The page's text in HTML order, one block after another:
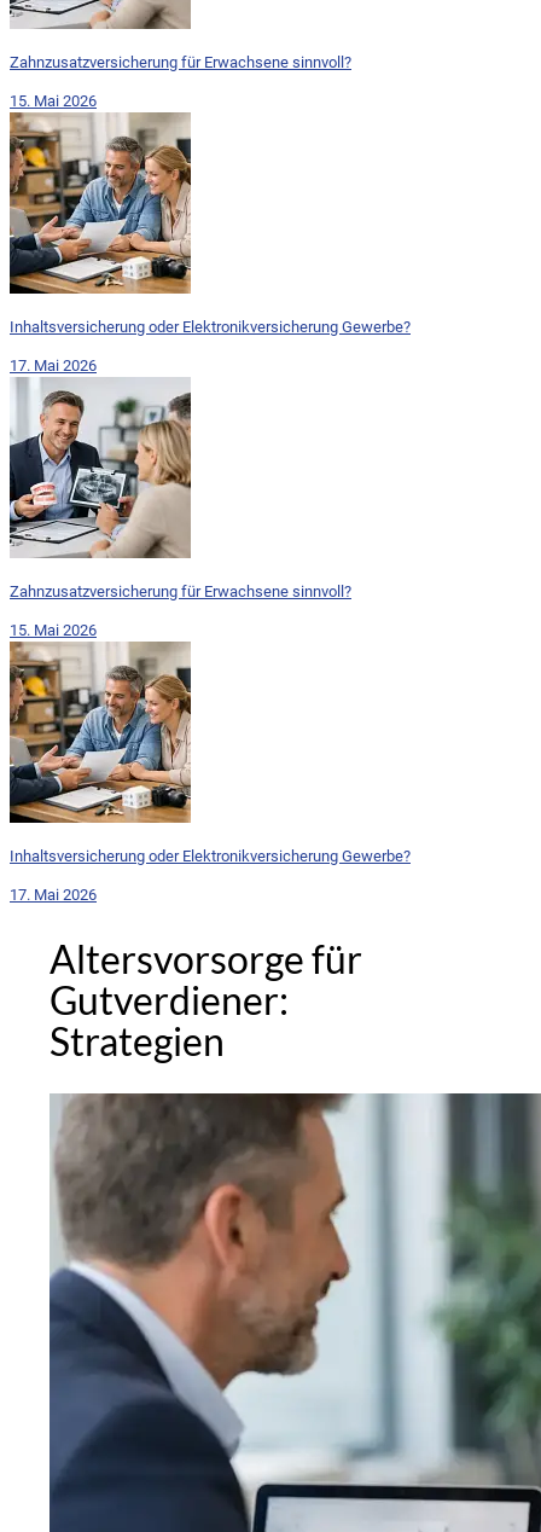
Zahnzusatzversicherung für Erwachsene sinnvoll?
15. Mai 2026
Inhaltsversicherung oder Elektronikversicherung Gewerbe?
17. Mai 2026
Zahnzusatzversicherung für Erwachsene sinnvoll?
15. Mai 2026
Inhaltsversicherung oder Elektronikversicherung Gewerbe?
17. Mai 2026
Altersvorsorge für
Gutverdiener:
Strategien